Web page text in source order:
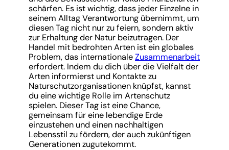
schärfen. Es ist wichtig, dass jeder Einzelne in
seinem Alltag Verantwortung übernimmt, um
diesen Tag nicht nur zu feiern, sondern aktiv
zur Erhaltung der Natur beizutragen. Der
Handel mit bedrohten Arten ist ein globales
Problem, das internationaleZusammenarbeit
erfordert. Indem du dich über die Vielfalt der
Arten informierst und Kontakte zu
Naturschutzorganisationen knüpfst, kannst
du eine wichtige Rolle im Artenschutz
spielen. Dieser Tag ist eine Chance,
gemeinsam für eine lebendige Erde
einzustehen und einen nachhaltigen
Lebensstil zu fördern, der auch zukünftigen
Generationen zugutekommt.